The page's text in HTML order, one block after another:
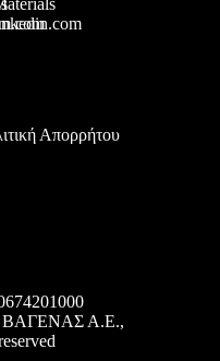
Απορρήτου
ΒΑΓΕΝΑΣ Α.Ε.,